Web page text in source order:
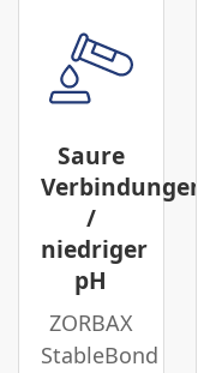
Saure
Verbindungen
/
niedriger
pH
ZORBAX
StableBond